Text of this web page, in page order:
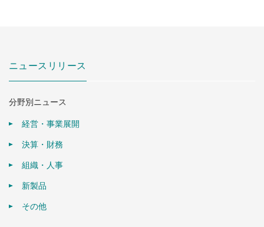
ニュースリリース
分野別ニュース
経営・事業展開
決算・財務
組織・人事
新製品
その他